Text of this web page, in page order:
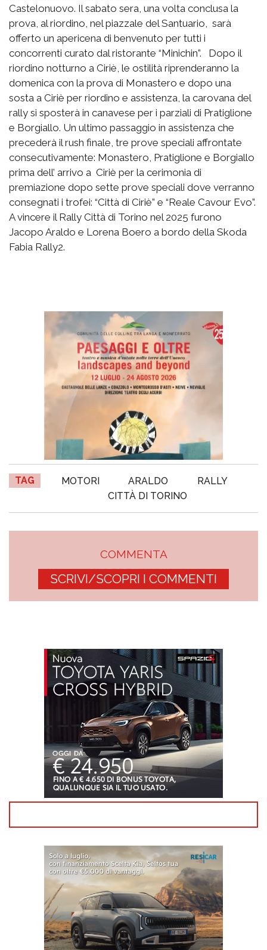
Castelonuovo. Il sabato sera, una volta conclusa la
prova, al riordino, nel piazzale del Santuario, sarà
offerto un apericena di benvenuto per tutti i
concorrenti curato dal ristorante “Minichin”. Dopo il
riordino notturno a Ciriè, le ostilità riprenderanno la
domenica con la prova di Monastero e dopo una
sosta a Ciriè per riordino e assistenza, la carovana del
rally si sposterà in canavese per i parziali di Pratiglione
e Borgiallo. Un ultimo passaggio in assistenza che
precederà il rush finale, tre prove speciali affrontate
consecutivamente: Monastero, Pratiglione e Borgiallo
prima dell’ arrivo a Ciriè per la cerimonia di
premiazione dopo sette prove speciali dove verranno
consegnati i trofei: “Città di Ciriè” e “Reale Cavour Evo”.
A vincere il Rally Città di Torino nel 2025 furono
Jacopo Araldo e Lorena Boero a bordo della Skoda
Fabia Rally2.
TAG MOTORI ARALDO
RALLY
CITTÀ DI TORINO
COMMENTA
SCRIVI/SCOPRI I COMMENTI